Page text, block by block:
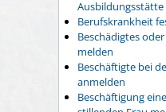
Berufskrankheit
Beschädigtes
melden
Beschäftigte bei
anmelden
Beschäftigung